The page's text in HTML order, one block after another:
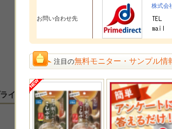
お問い合わせ先
株式会
注目の無料モニター・サンプル情
バタフライア
S）
10名
参加〆切 参加受付は終
選考方法 選考 発表日：
イムダイレクトからのメッセージ